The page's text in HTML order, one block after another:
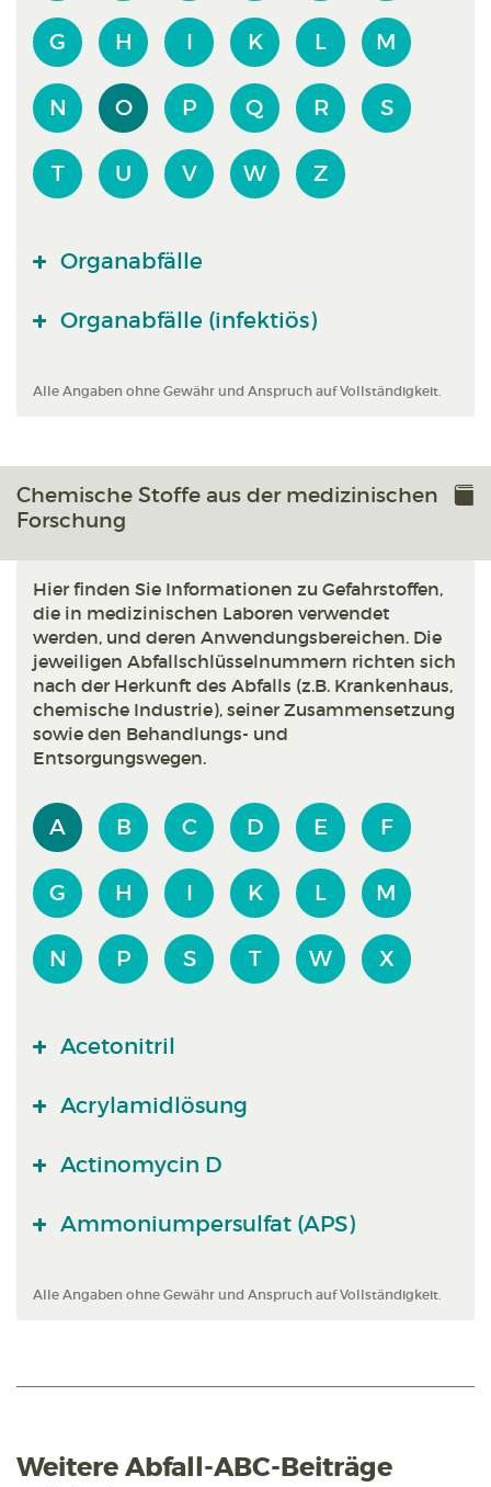
G H I K L M
N O P Q R S
T U V W Z
Organabfälle
Organabfälle (infektiös)
Alle Angaben ohne Gewähr und Anspruch auf Vollständigkeit.
Chemische Stoffe aus der medizinischen
Forschung
Hier finden Sie Informationen zu Gefahrstoffen,
die in medizinischen Laboren verwendet
werden, und deren Anwendungsbereichen. Die
jeweiligen Abfallschlüsselnummern richten sich
nach der Herkunft des Abfalls (z.B. Krankenhaus,
chemische Industrie), seiner Zusammensetzung
sowie den Behandlungs- und
Entsorgungswegen.
A B C D E F
G H I K L M
N P S T W X
Acetonitril
Acrylamidlösung
Actinomycin D
Ammoniumpersulfat (APS)
Alle Angaben ohne Gewähr und Anspruch auf Vollständigkeit.
Weitere Abfall-ABC-Beiträge